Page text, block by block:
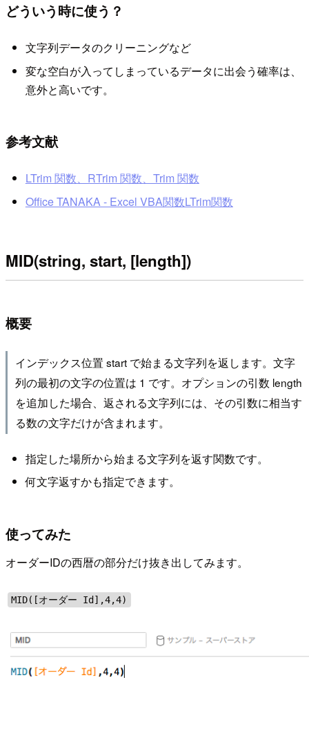
どういう時に使う？
文字列データのクリーニングなど
変な空白が入ってしまっているデータに出会う確率は、
意外と高いです。
参考文献
LTrim 関数、RTrim 関数、Trim 関数
Office TANAKA - Excel VBA関数LTrim関数
MID(string, start, [length])
概要
インデックス位置 start で始まる文字列を返します。文字
列の最初の文字の位置は 1 です。オプションの引数 length
を追加した場合、返される文字列には、その引数に相当す
る数の文字だけが含まれます。
指定した場所から始まる文字列を返す関数です。
何文字返すかも指定できます。
使ってみた
オーダーIDの西暦の部分だけ抜き出してみます。
MID([オーダー Id],4,4)